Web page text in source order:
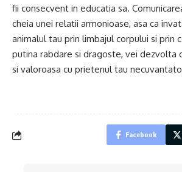
fii consecvent in educatia sa.
cheia unei relatii armonioase, asa ca
animalul tau prin limbajul corpului si prin
putina rabdare si dragoste, vei dezvolta
si valoroasa cu prietenul tau
Facebook